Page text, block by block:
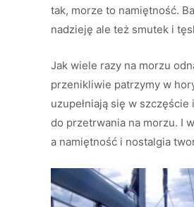
tak, morze to namiętność.
nadzieję ale też smutek i
Jak wiele razy na morzu
przenikliwie patrzymy w
uzupełniają się w
do przetrwania na morzu. I
a namiętność i nostalgia